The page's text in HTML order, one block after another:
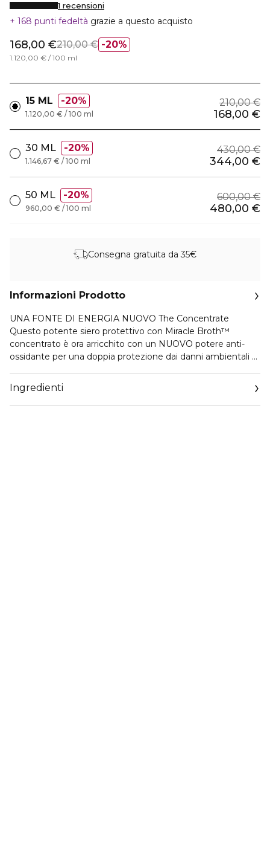
1 recensioni
168 punti fedeltà grazie a questo acquisto
20%
168,00 €210,00 €
1.120,00 € / 100 ml
15 ML 20% 210,00 €
168,00 €
1.120,00 € / 100 ml
30 ML 20% 430,00 €
344,00 €
1.146,67 € / 100 ml
50 ML 20% 600,00 €
480,00 €
960,00 € / 100 ml
Consegna gratuita da 35€
Informazioni Prodotto
UNA FONTE DI ENERGIA NUOVO The Concentrate
Questo potente siero protettivo con Miracle Broth™
concentrato è ora arricchito con un NUOVO potere anti-
ossidante per una doppia protezione dai danni ambientali e
appare rinforzata, equilibrata e visibilmente lenita.
MODO D'USO
Ingredienti